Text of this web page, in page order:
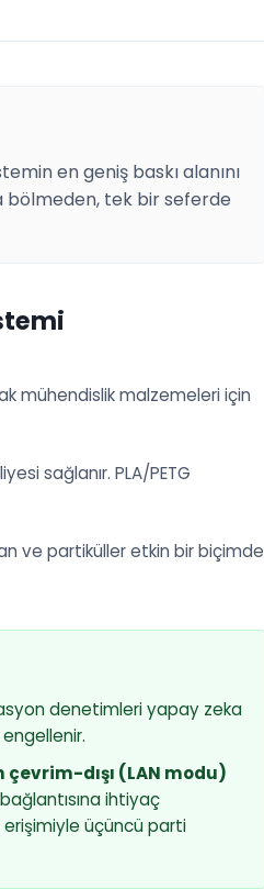
en geniş baskı alanını
bölmeden, tek bir seferde
mühendislik malzemeleri için
sağlanır. PLA/PETG
ve partiküller etkin bir biçimde
denetimleri yapay zeka
çevrim-dışı (LAN modu)
ihtiyaç
üçüncü parti